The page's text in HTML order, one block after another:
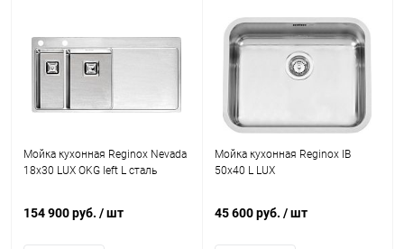
Мойка кухонная Reginox Nevada
18x30 LUX OKG left L сталь
154 900 руб. / шт
Мойка кухонная Reginox IB
50x40 L LUX
45 600 руб. / шт